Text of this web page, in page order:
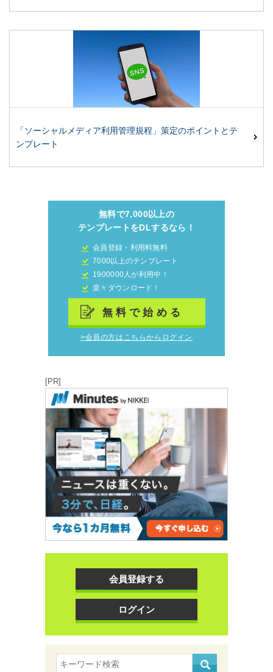
「ソーシャルメディア利用管理規程」策定のポイントとテ
ンプレート
無料で7,000以上の
テンプレートをDLするなら！
会員登録・利用料無料
7000以上のテンプレート
1900000人が利用中！
楽々ダウンロード！
無料で始める
>会員の方はこちらからログイン
[PR]
会員登録する
ログイン